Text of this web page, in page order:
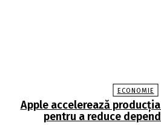
ECONOMIE
Apple accelerează
pentru a reduce